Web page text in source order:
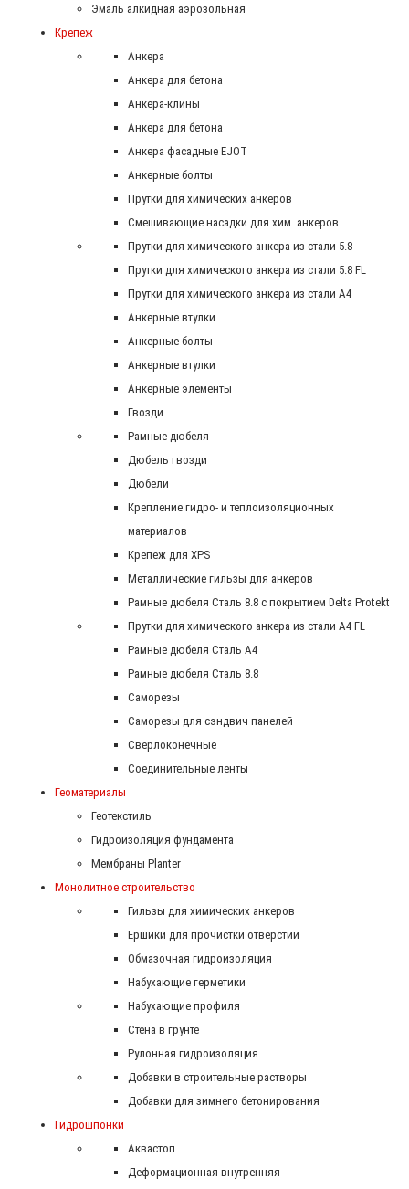
Эмаль алкидная аэрозольная
Крепеж
Анкера
Анкера для бетона
Анкера-клины
Анкера для бетона
Анкера фасадные EJOT
Анкерные болты
Прутки для химических анкеров
Смешивающие насадки для хим. анкеров
Прутки для химического анкера из стали 5.8
Прутки для химического анкера из стали 5.8 FL
Прутки для химического анкера из стали А4
Анкерные втулки
Анкерные болты
Анкерные втулки
Анкерные элементы
Гвозди
Рамные дюбеля
Дюбель гвозди
Дюбели
Крепление гидро- и теплоизоляционных
материалов
Крепеж для XPS
Металлические гильзы для анкеров
Рамные дюбеля Сталь 8.8 с покрытием Delta Protekt
Прутки для химического анкера из стали А4 FL
Рамные дюбеля Сталь A4
Рамные дюбеля Сталь 8.8
Саморезы
Саморезы для сэндвич панелей
Сверлоконечные
Соединительные ленты
Геоматериалы
Геотекстиль
Гидроизоляция фундамента
Мембраны Planter
Монолитное строительство
Гильзы для химических анкеров
Ершики для прочистки отверстий
Обмазочная гидроизоляция
Набухающие герметики
Набухающие профиля
Стена в грунте
Рулонная гидроизоляция
Добавки в строительные растворы
Добавки для зимнего бетонирования
Гидрошпонки
Аквастоп
Деформационная внутренняя